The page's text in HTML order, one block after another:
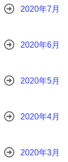
2020年7月
2020年6月
2020年5月
2020年4月
2020年3月